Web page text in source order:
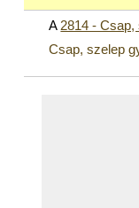
A 2814 -
Csap, szelep